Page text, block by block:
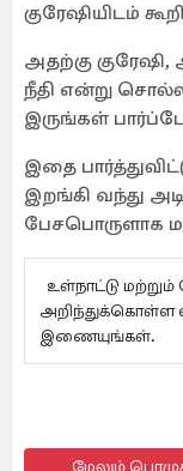
குரேஷியிடம்
அதற்கு குரேஷி,
நீதி என்று
இருங்கள்
இதை
இறங்கி வந்து
பேசபொருளாக
உள்நாட்டு
அறிந்துக்கொள்ள
இணையுங்கள்.
மேலும்